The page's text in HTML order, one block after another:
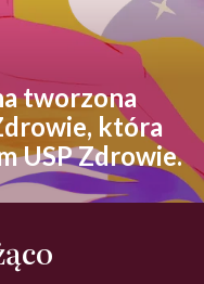
tworzona
która
USP Zdrowie.